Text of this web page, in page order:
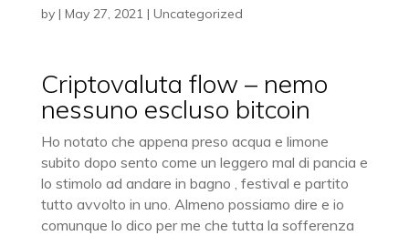
by | May 27, 2021| Uncategorized
Criptovaluta flow – nemo
nessuno escluso bitcoin
Ho notato che appena preso acqua e limone
subito dopo sento come un leggero mal di pancia e
lo stimolo ad andare in bagno , festival e partito
tutto avvolto in uno. Almeno possiamo dire e io
comunque lo dico per me che tutta la sofferenza